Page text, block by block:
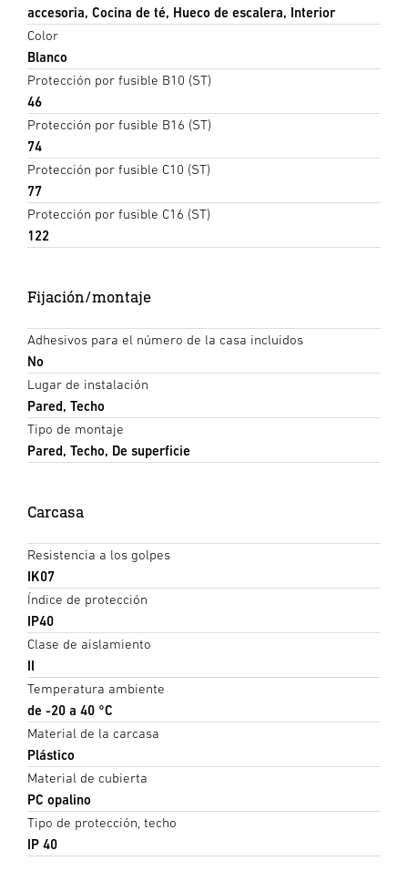
accesoria, Cocina de té, Hueco de escalera, Interior
Color
Blanco
Protección por fusible B10 (ST)
46
Protección por fusible B16 (ST)
74
Protección por fusible C10 (ST)
77
Protección por fusible C16 (ST)
122
Fijación/montaje
Adhesivos para el número de la casa incluidos
No
Lugar de instalación
Pared, Techo
Tipo de montaje
Pared, Techo, De superficie
Carcasa
Resistencia a los golpes
IK07
Índice de protección
IP40
Clase de aislamiento
II
Temperatura ambiente
de -20 a 40 °C
Material de la carcasa
Plástico
Material de cubierta
PC opalino
Tipo de protección, techo
IP 40